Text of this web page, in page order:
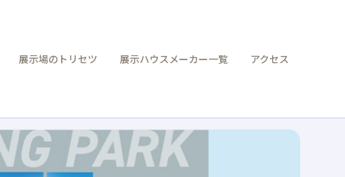
展示場のトリセツ 展示ハウスメーカー一覧 アクセス